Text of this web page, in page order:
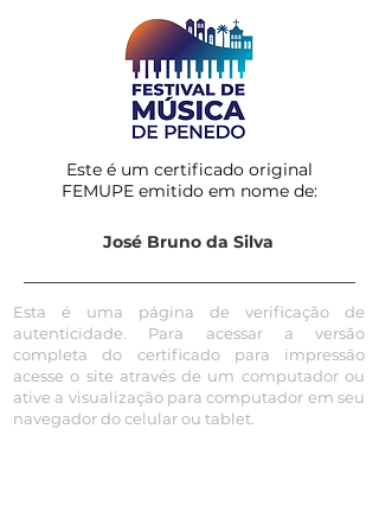
Este é um certificado original
FEMUPE emitido em nome de:
José Bruno da Silva
Esta é uma página de verificação de
autenticidade. Para acessar a versão
completa do certificado para impressão
acesse o site através de um computador ou
ative a visualização para computador em seu
navegador do celular ou tablet.